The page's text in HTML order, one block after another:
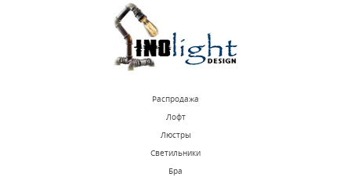
Распродажа
Лофт
Люстры
Светильники
Бра